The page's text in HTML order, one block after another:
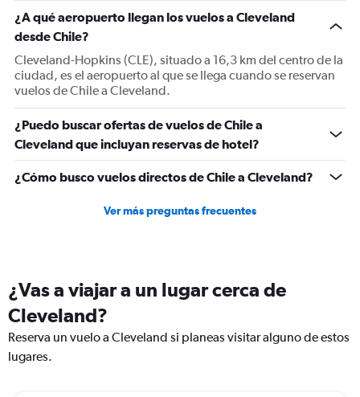
¿A qué aeropuerto llegan los vuelos a Cleveland
desde Chile?
Cleveland-Hopkins (CLE), situado a 16,3 km del centro de la
ciudad, es el aeropuerto al que se llega cuando se reservan
vuelos de Chile a Cleveland.
¿Puedo buscar ofertas de vuelos de Chile a
Cleveland que incluyan reservas de hotel?
¿Cómo busco vuelos directos de Chile a Cleveland?
Ver más preguntas frecuentes
¿Vas a viajar a un lugar cerca de
Cleveland?
Reserva un vuelo a Cleveland si planeas visitar alguno de estos
lugares.